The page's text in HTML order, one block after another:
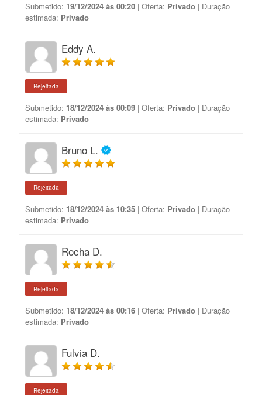
Submetido: 19/12/2024 às 00:20 | Oferta: Privado | Duração
estimada: Privado
Eddy A.
Rejeitada
Submetido: 18/12/2024 às 00:09 | Oferta: Privado | Duração
estimada: Privado
Bruno L.
Rejeitada
Submetido: 18/12/2024 às 10:35 | Oferta: Privado | Duração
estimada: Privado
Rocha D.
Rejeitada
Submetido: 18/12/2024 às 00:16 | Oferta: Privado | Duração
estimada: Privado
Fulvia D.
Rejeitada